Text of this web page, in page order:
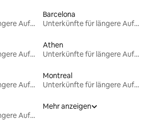
Unterkünfte für längere Aufenthalte
Barcelona
Unterkünfte für längere Aufenthalte
Unterkünfte für längere Aufenthalte
Athen
Unterkünfte für längere Aufenthalte
Unterkünfte für längere Aufenthalte
Montreal
Unterkünfte für längere Aufenthalte
Unterkünfte für längere Aufenthalte
Mehr anzeigen